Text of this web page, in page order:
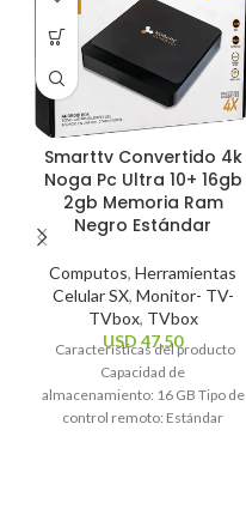
Smarttv Convertido 4k
Noga Pc Ultra 10+ 16gb
2gb Memoria Ram
Negro Estándar
Computos, Herramientas
Celular SX, Monitor- TV-
TVbox, TVbox
USD 47,50
Características del producto
Capacidad de
almacenamiento: 16 GB Tipo de
control remoto: Estándar